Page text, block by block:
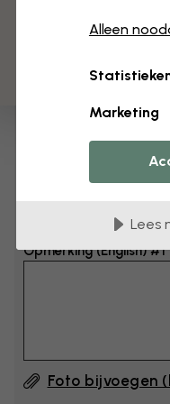
Opmerking (English) #1
Foto bijvoegen
Alleen
Marketing
Lees